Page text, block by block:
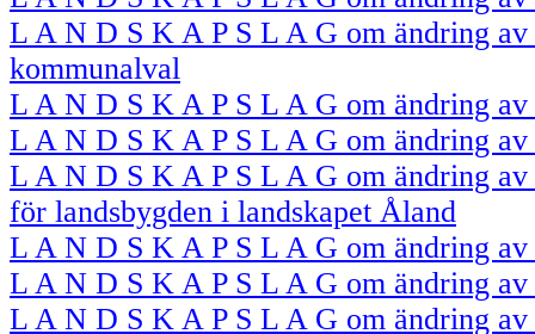
L A N D S K A P S L A G om ändring
kommunalval
L A N D S K A P S L A G om ändring av
L A N D S K A P S L A G om ändring
L A N D S K A P S L A G om ändring av
för landsbygden i landskapet Åland
L A N D S K A P S L A G om ändring
L A N D S K A P S L A G om ändring
L A N D S K A P S L A G om ändring